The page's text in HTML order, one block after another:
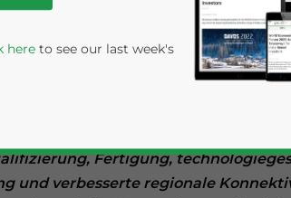
für 2024-25 und vielversprechende
Land in ein Jahr mit allgemeinen
Trends bei
makroökonomischen
Mit einem großen und
und einer konsequenten
Fertigung,
und verbesserte regionale
here to see our last week's